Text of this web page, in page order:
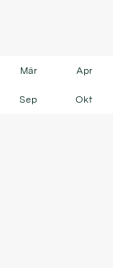
Mär Apr
Sep Okt